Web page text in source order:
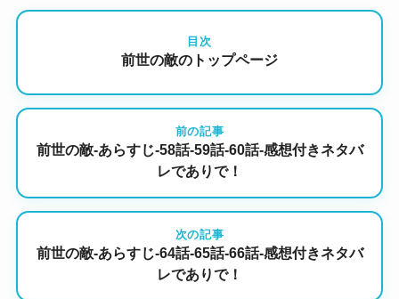
目次
前世の敵のトップページ
前の記事
前世の敵-あらすじ-58話-59話-60話-感想付きネタバ
レでありで！
次の記事
前世の敵-あらすじ-64話-65話-66話-感想付きネタバ
レでありで！